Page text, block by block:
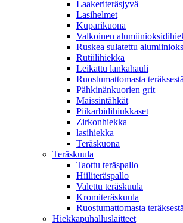
Laakeriteräsjyvä
Lasihelmet
Kuparikuona
Valkoinen
Ruskea sulatettu
Rutiilihiekka
Leikattu lankahauli
Ruostumattomasta
Pähkinänkuorien grit
Maissintähkät
Piikarbidihiukkaset
Zirkonhiekka
lasihiekka
Teräskuona
Teräskuula
Taottu teräspallo
Hiiliteräspallo
Valettu teräskuula
Kromiteräskuula
Ruostumattomasta
Hiekkapuhalluslaitteet